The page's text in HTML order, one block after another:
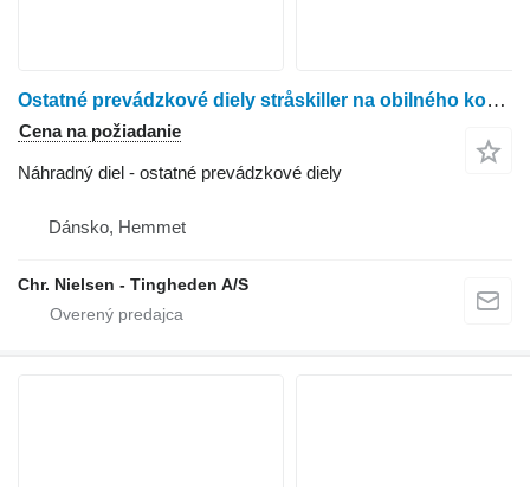
Ostatné prevádzkové diely stråskiller na obilného kombajna Dronningborg D1250
Cena na požiadanie
Náhradný diel - ostatné prevádzkové diely
Dánsko, Hemmet
Chr. Nielsen - Tingheden A/S